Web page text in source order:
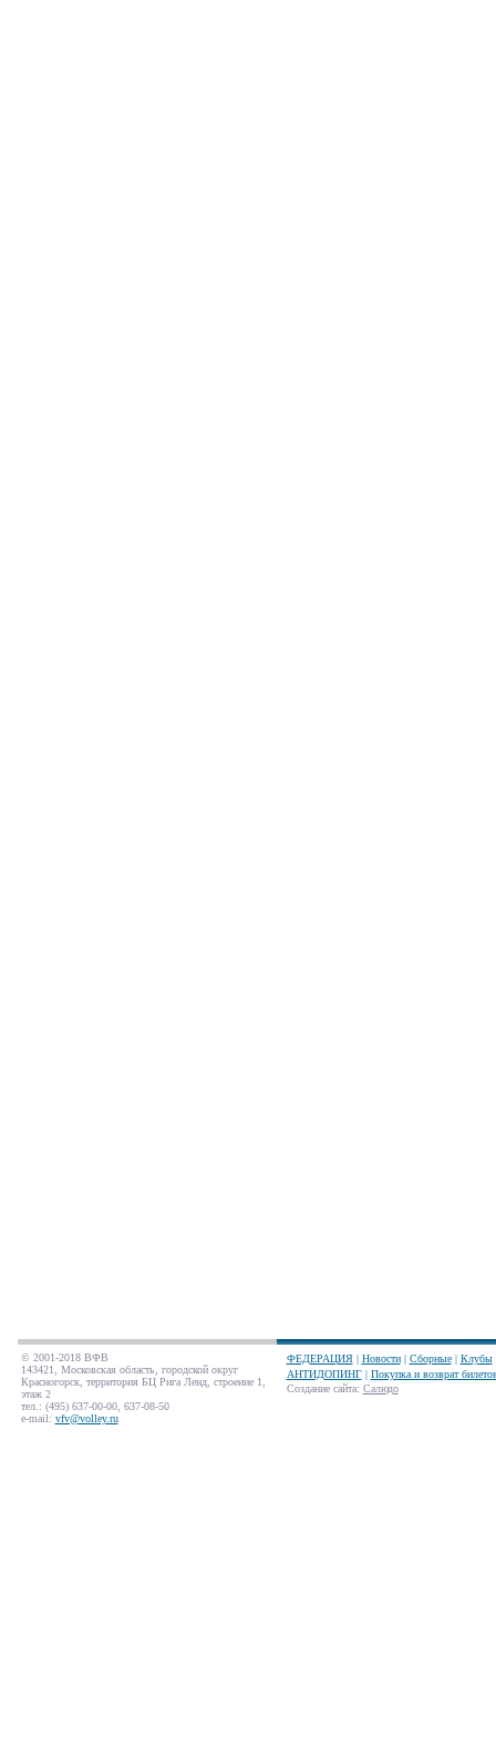
© 2001-2018 ВФВ
143421, Московская область, городской округ
Красногорск, территория БЦ Рига Ленд, строение 1,
этаж 2
тел.: (495) 637-00-00, 637-08-50
e-mail: vfv@volley.ru
ФЕДЕРАЦИЯ| Новости| Сборные| Клубы
АНТИДОПИНГ| Покупка и возврат
Создание сайта: Салюдо